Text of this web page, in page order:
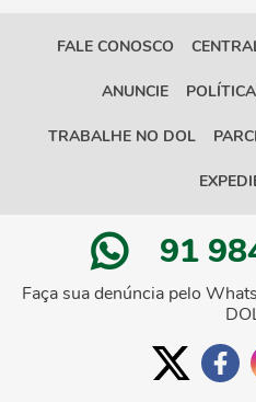
FALE CONOSCO
ANUNCIE
TRABALHE NO DOL
91
Faça sua denúncia pelo